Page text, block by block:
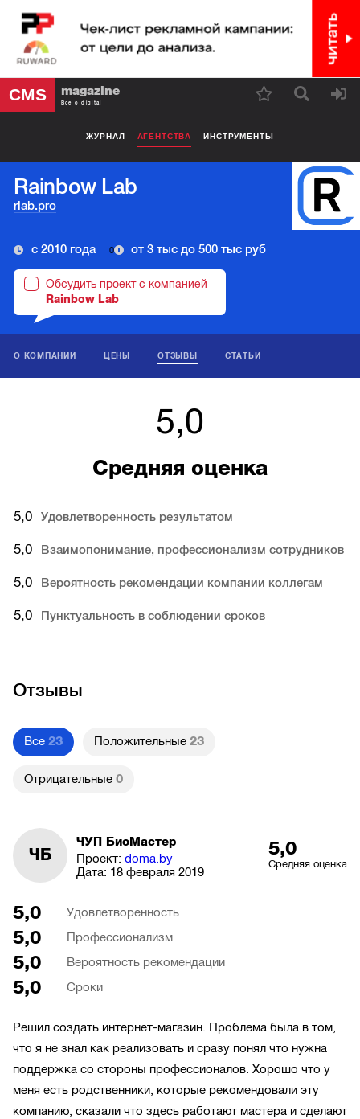
CMS magazine
Все о digital
ЖУРНАЛ АГЕНТСТВА ИНСТРУМЕНТЫ
Rainbow Lab
rlab.pro
с 2010 года 0 от 3 тыс до 500 тыс руб
Обсудить проект с компанией
Rainbow Lab
О КОМПАНИИ ЦЕНЫ ОТЗЫВЫ СТАТЬИ
5,0
Средняя оценка
5,0 Удовлетворенность результатом
5,0 Взаимопонимание, профессионализм сотрудников
5,0 Вероятность рекомендации компании коллегам
5,0 Пунктуальность в соблюдении сроков
Отзывы
Все 23 Положительные 23
Отрицательные 0
ЧБ
ЧУП БиоМастер
Проект: doma.by
Дата: 18 февраля 2019
5,0
Средняя оценка
5,0 Удовлетворенность
5,0 Профессионализм
5,0 Вероятность рекомендации
5,0 Сроки
Решил создать интернет-магазин. Проблема была в том,
что я не знал как реализовать и сразу понял что нужна
поддержка со стороны профессионалов. Хорошо что у
меня есть родственники, которые рекомендовали эту
компанию, сказали что здесь работают мастера и сделают